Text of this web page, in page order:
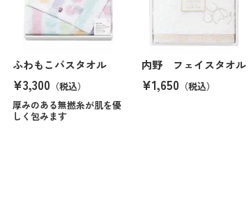
ふわもこバスタオル
¥3,300 （税込）
厚みのある無撚糸が肌を優
しく包みます
内野 フェイスタオル
¥1,650 （税込）